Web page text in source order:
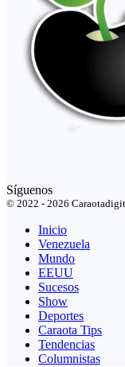
Síguenos
© 2022 - 2026
Inicio
Venezuela
Mundo
EEUU
Sucesos
Show
Deportes
Caraota Tips
Tendencias
Columnistas